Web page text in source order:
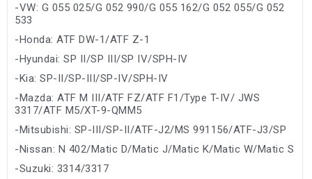
-VW: G 055 025/G 052 990/G 055 162/G 052 055/G 052
533
-Honda: ATF DW-1/ATF Z-1
-Hyundai: SP II/SP III/SP IV/SPH-IV
-Kia: SP-II/SP-III/SP-IV/SPH-IV
-Mazda: ATF M III/ATF FZ/ATF F1/Type T-IV/ JWS
3317/ATF M5/XT-9-QMM5
-Mitsubishi: SP-III/SP-II/ATF-J2/MS 991156/ATF-J3/SP
-Nissan: N 402/Matic D/Matic J/Matic K/Matic W/Matic S
-Suzuki: 3314/3317